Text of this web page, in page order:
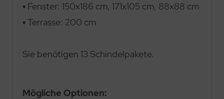
▪ Fenster: 150x186 cm, 171x105 cm, 88x88 cm
▪ Terrasse: 200 cm
Sie benötigen 13 Schindelpakete.
Mögliche Optionen: